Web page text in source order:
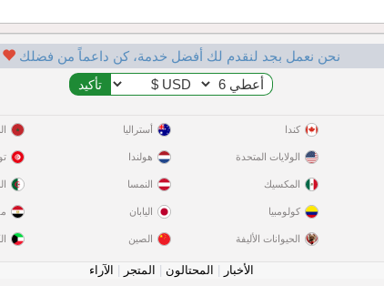
نحن نعمل بجد لنقدم لك أفضل خدمة، كن داعماً من فضلك
كندا
الولايات المتحدة
المكسيك
كولومبيا
الحيوانات الأليفة
أستراليا
هولندا
النمسا
اليابان
الصين
الأخبار المحتالون المتجر الآراء